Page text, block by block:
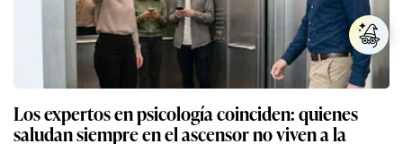
Los expertos en psicología coinciden: quienes
saludan siempre en el ascensor no viven a la